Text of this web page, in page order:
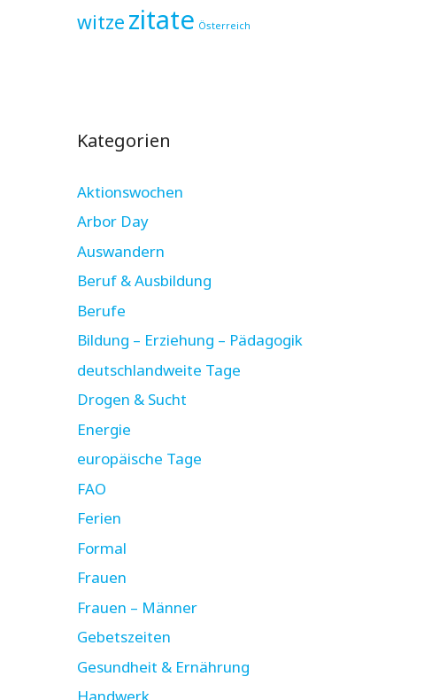
witze zitate Österreich
Kategorien
Aktionswochen
Arbor Day
Auswandern
Beruf & Ausbildung
Berufe
Bildung – Erziehung – Pädagogik
deutschlandweite Tage
Drogen & Sucht
Energie
europäische Tage
FAO
Ferien
Formal
Frauen
Frauen – Männer
Gebetszeiten
Gesundheit & Ernährung